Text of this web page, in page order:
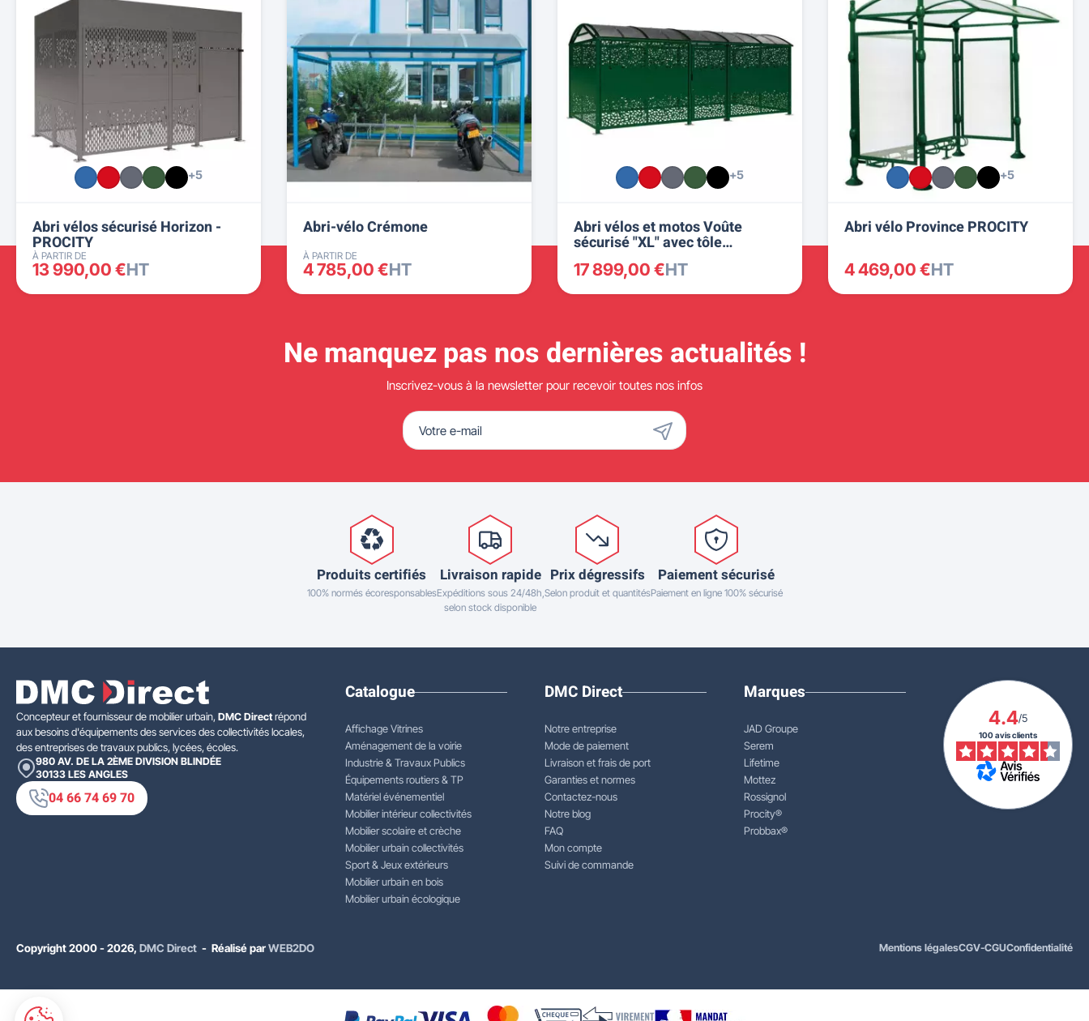
+5
Abri vélos sécurisé Horizon -
PROCITY
À PARTIR DE
13 990,00 €HT
Abri-vélo Crémone
À PARTIR DE
4 785,00 €HT
+5
Abri vélos et motos Voûte
sécurisé "XL" avec tôle
décorative - PROCITY
17 899,00 €HT
+5
Abri vélo Province PROCITY
4 469,00 €HT
Ne manquez pas nos dernières actualités !
Inscrivez-vous à la newsletter pour recevoir toutes nos infos
Produits certifiés
100% normés écoresponsables
Livraison rapide
Expéditions sous 24/48h,
selon stock disponible
Prix dégressifs
Selon produit et quantités
Paiement sécurisé
Paiement en ligne 100% sécurisé
Concepteur et fournisseur de mobilier urbain, DMC Directrépond
aux besoins d'équipements des services des collectivités locales,
des entreprises de travaux publics, lycées, écoles.
980 AV. DE LA 2ÈME DIVISION BLINDÉE
30133 LES ANGLES
04 66 74 69 70
Catalogue
Affichage Vitrines
Aménagement de la voirie
Industrie & Travaux Publics
Équipements routiers & TP
Matériel événementiel
Mobilier intérieur collectivités
Mobilier scolaire et crèche
Mobilier urbain collectivités
Sport & Jeux extérieurs
Mobilier urbain en bois
Mobilier urbain écologique
DMC Direct
Notre entreprise
Mode de paiement
Livraison et frais de port
Garanties et normes
Contactez-nous
Notre blog
FAQ
Mon compte
Suivi de commande
Marques
JAD Groupe
Serem
Lifetime
Mottez
Rossignol
Procity®
Probbax®
4.4/5
100 avis clients
Copyright 2000 - 2026, DMC Direct - Réalisé parWEB2DO Mentions légalesCGV-CGUConfidentialité